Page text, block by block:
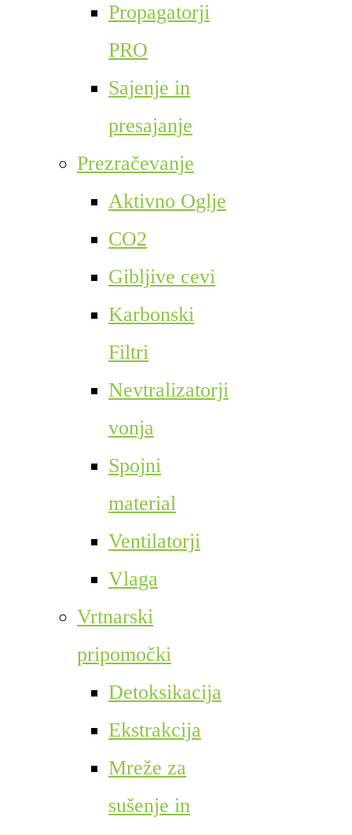
Propagatorji
PRO
Sajenje in
presajanje
Prezračevanje
Aktivno Oglje
CO2
Gibljive cevi
Karbonski
Filtri
Nevtralizatorji
vonja
Spojni
material
Ventilatorji
Vlaga
Vrtnarski
pripomočki
Detoksikacija
Ekstrakcija
Mreže za
sušenje in